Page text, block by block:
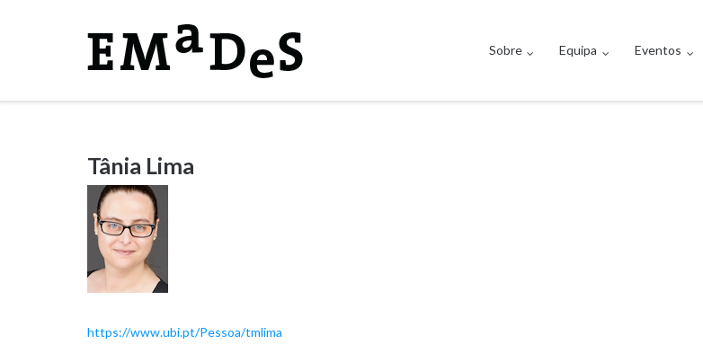
Sobre Equipa Eventos
Tânia Lima
https://www.ubi.pt/Pessoa/tmlima